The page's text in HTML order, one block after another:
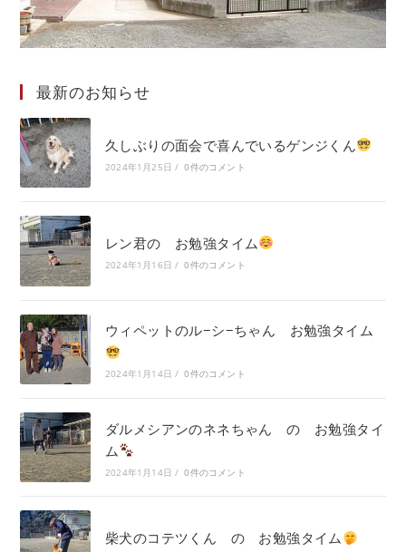
最新のお知らせ
久しぶりの面会で喜んでいるゲンジくん
2024年1月25日 / 0件のコメント
レン君の お勉強タイム
2024年1月16日 / 0件のコメント
ウィペットのル−シ−ちゃん お勉強タイム
2024年1月14日 / 0件のコメント
ダルメシアンのネネちゃん の お勉強タイ
ム
2024年1月14日 / 0件のコメント
柴犬のコテツくん の お勉強タイム